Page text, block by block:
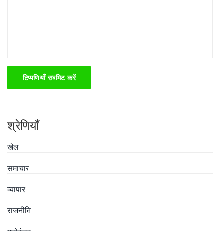
टिप्पणियाँ सबमिट करें
श्रेणियाँ
खेल
समाचार
व्यापार
राजनीति